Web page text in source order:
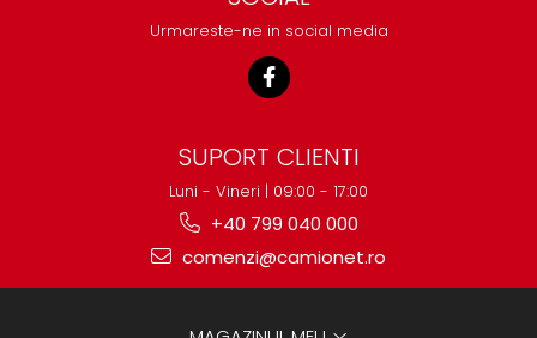
Urmareste-ne in social media
SUPORT CLIENTI
Luni - Vineri | 09:00 - 17:00
+40 799 040 000
comenzi@camionet.ro